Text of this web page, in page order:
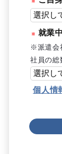
就業
※派遣会
社員の総
個人情